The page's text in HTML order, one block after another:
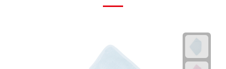
Fiets telefoonhouders